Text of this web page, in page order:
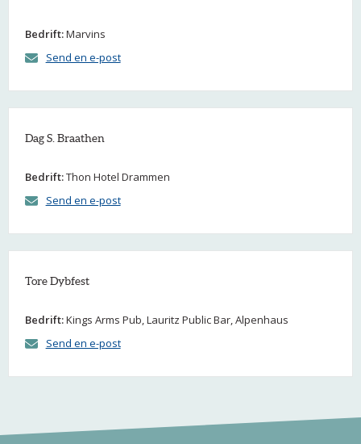
Bedrift:Marvins
Send en e-post
Dag S. Braathen
Bedrift:Thon Hotel Drammen
Send en e-post
Tore Dybfest
Bedrift:Kings Arms Pub, Lauritz Public Bar, Alpenhaus
Send en e-post